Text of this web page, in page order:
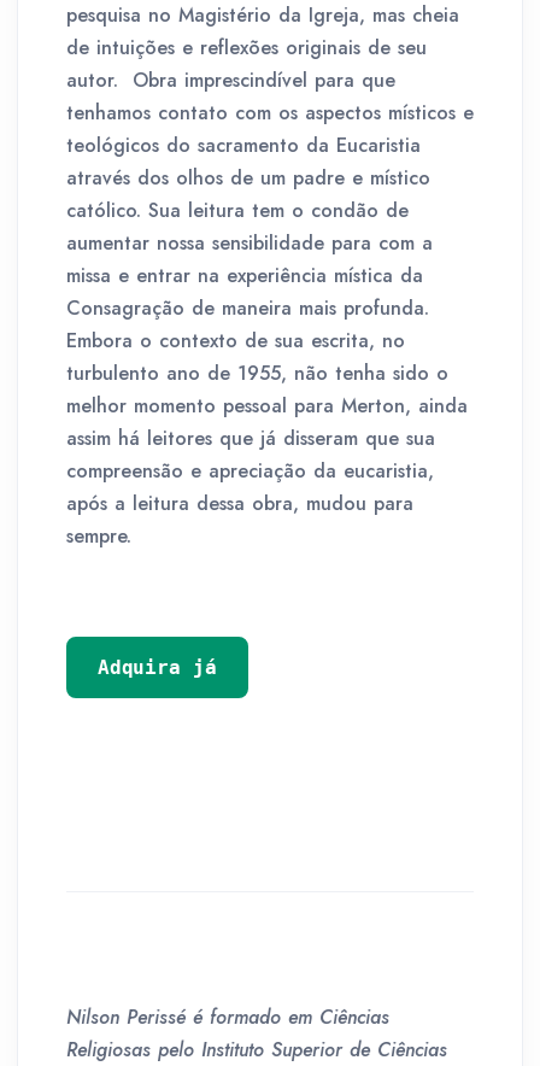
pesquisa no Magistério da Igreja, mas cheia
de intuições e reflexões originais de seu
autor. Obra imprescindível para que
tenhamos contato com os aspectos místicos e
teológicos do sacramento da Eucaristia
através dos olhos de um padre e místico
católico. Sua leitura tem o condão de
aumentar nossa sensibilidade para com a
missa e entrar na experiência mística da
Consagração de maneira mais profunda.
Embora o contexto de sua escrita, no
turbulento ano de 1955, não tenha sido o
melhor momento pessoal para Merton, ainda
assim há leitores que já disseram que sua
compreensão e apreciação da eucaristia,
após a leitura dessa obra, mudou para
sempre.
Adquira já
Nilson Perissé é formado em Ciências
Religiosas pelo Instituto Superior de Ciências